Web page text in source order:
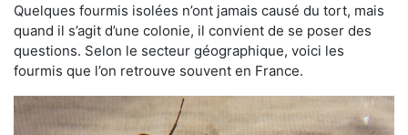
Quelques fourmis isolées n’ont jamais causé du tort, mais
quand il s’agit d’une colonie, il convient de se poser des
questions. Selon le secteur géographique, voici les
fourmis que l’on retrouve souvent en France.